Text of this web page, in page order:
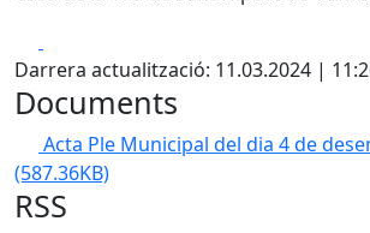
Darrera actualització: 11.03.2024 |
Documents
Acta Ple Municipal del dia 4 de
(587.36KB)
RSS